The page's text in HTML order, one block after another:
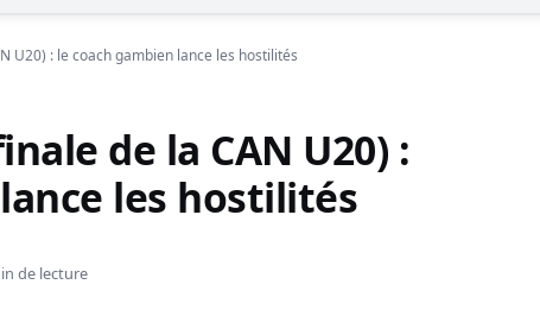
U20) : le coach gambien lance les hostilités
de la CAN U20) :
les hostilités
de lecture